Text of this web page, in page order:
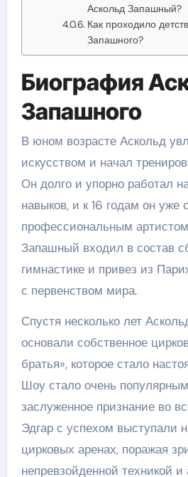
Аскольд Запашный?
Как проходило
Запашного?
Биография
Запашного
В юном возрасте Аскольд
искусством и начал
Он долго и упорно работал
навыков, и к 16 годам он уже
профессиональным
Запашный входил в состав
гимнастике и привез из
с первенством мира.
Спустя несколько лет
основали собственное
братья», которое стало
Шоу стало очень
заслуженное признание во
Эдгар с успехом выступали
цирковых аренах, поражая
непревзойденной техникой и